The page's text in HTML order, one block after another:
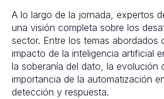
A lo largo de la jornada, expertos
una visión completa sobre los
sector. Entre los temas abordados
impacto de la inteligencia artificial
la soberanía del dato, la evolución
importancia de la automatización
detección y respuesta.